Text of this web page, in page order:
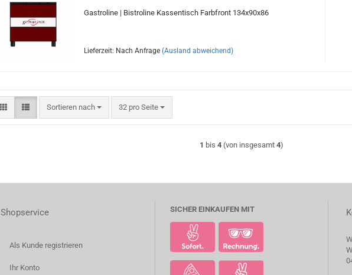
Gastroline | Bistroline Kassentisch Farbfront 134x90x86
Lieferzeit: Nach Anfrage (Ausland abweichend)
Sortieren nach
Sortieren nach 32 pro Seite
pro Seite
1 bis4 (von insgesamt4)
Shopservice
Als Kunde registrieren
Ihr Konto
SICHER EINKAUFEN MIT